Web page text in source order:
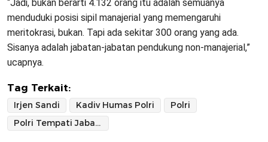
“Jadi, bukan berarti 4.132 orang itu adalah semuanya
menduduki posisi sipil manajerial yang memengaruhi
meritokrasi, bukan. Tapi ada sekitar 300 orang yang ada.
Sisanya adalah jabatan-jabatan pendukung non-manajerial,”
ucapnya.
Tag Terkait:
Irjen Sandi Kadiv Humas Polri
Polri
Polri Tempati Jabatan Sipil